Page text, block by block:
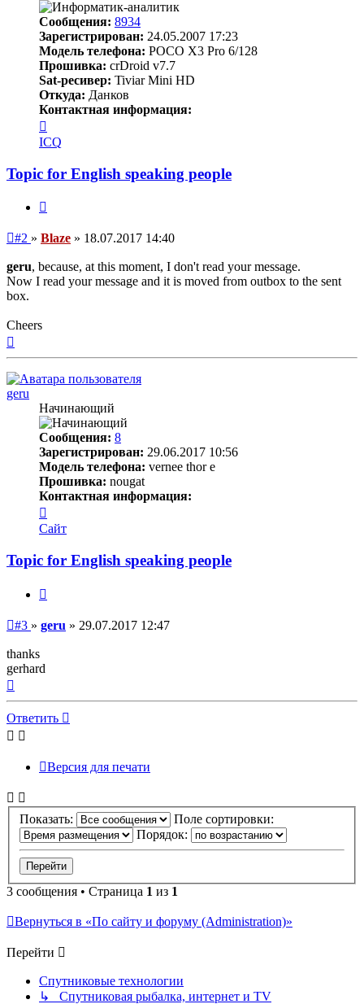
Сообщения: 8934
Зарегистрирован: 24.05.2007 17:23
Модель телефона: POCO X3 Pro 6/128
Прошивка: crDroid v7.7
Sat-ресивер: Tiviar Mini HD
Откуда: Данков
Контактная информация:
информация
пользователя
Blaze
ICQ
Topic for English speaking people
Непрочитанное
#2 » Blaze » 18.07.2017 14:40
geru, because, at this moment, I don't read your message.
Now I read your message and it is moved from outbox to the sent
box.
Cheers
geru
Начинающий
Сообщения: 8
Зарегистрирован: 29.06.2017 10:56
Модель телефона: vernee thor e
Прошивка: nougat
Контактная информация:
информация
пользователя
geru
Сайт
Topic for English speaking people
Непрочитанное
сообщение
#3 » geru » 29.07.2017 12:47
thanks
gerhard
началу
Ответить
Версия для печати
Показать:
Поле сортировки:
Порядок:
3 сообщения • Страница 1 из 1
Вернуться в «По сайту и форуму (Administration)»
Перейти
Спутниковые технологии
↳ Спутниковая рыбалка, интернет и TV